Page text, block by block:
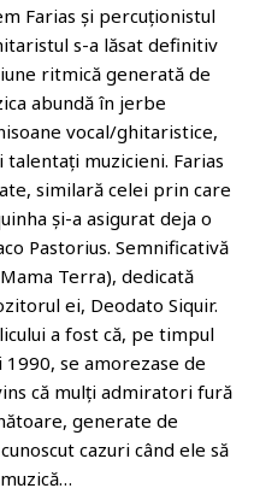
Farias și percuționistul
s-a lăsat definitiv
ritmică generată de
abundă în jerbe
vocal/ghitaristice,
muzicieni. Farias
similară celei prin care
și-a asigurat deja o
Pastorius. Semnificativă
Terra), dedicată
ei, Deodato Siquir.
a fost că, pe timpul
se amorezase de
că mulți admiratori fură
generate de
cazuri când ele să